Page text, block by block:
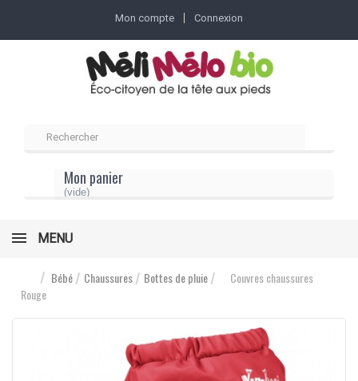
Mon compte Connexion
Mon panier
(vide)
MENU
Bébé Chaussures Bottes de pluie
Couvres chaussures
Rouge